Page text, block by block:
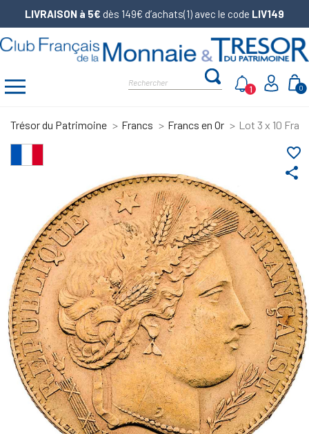
LIVRAISON à 5€ dès 149€ d’achats(1) avec le code LIV149
0
1
Trésor du Patrimoine Francs Francs en Or Lot 3 x 10
share
favorite_border